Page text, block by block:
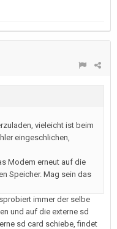
vieleicht ist beim
eingeschlichen,
Modem erneut auf die
Speicher. Mag sein das
immer der selbe
und auf die externe sd
sd card schiebe, findet